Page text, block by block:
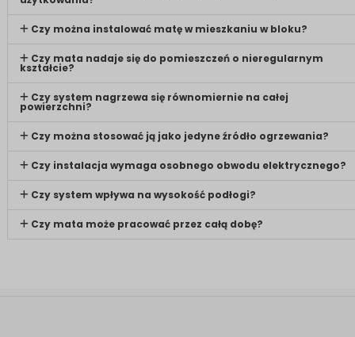
Czy można instalować matę w mieszkaniu w bloku?
Czy mata nadaje się do pomieszczeń o nieregularnym
kształcie?
Czy system nagrzewa się równomiernie na całej
powierzchni?
Czy można stosować ją jako jedyne źródło ogrzewania?
Czy instalacja wymaga osobnego obwodu elektrycznego?
Czy system wpływa na wysokość podłogi?
Czy mata może pracować przez całą dobę?